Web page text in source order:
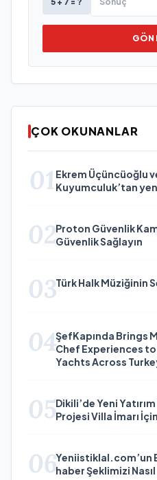
ÇOK OKUNANLAR
01 Ekrem Üçüncüoğlu
Kuyumculuk’tan
02Proton Güvenlik
Güvenlik Sağlayın
03Türk Halk Müziğinin
04ŞefKapında Brings
Chef Experiences
Yachts Across
05Dikili’de Yeni
Projesi Villa İmarı
06Yeniistiklal.com’un
haber Şeklimizi